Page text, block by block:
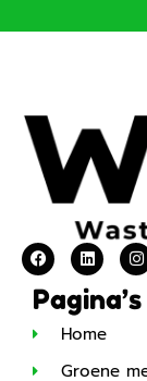
Pagina’s
Home
Groene